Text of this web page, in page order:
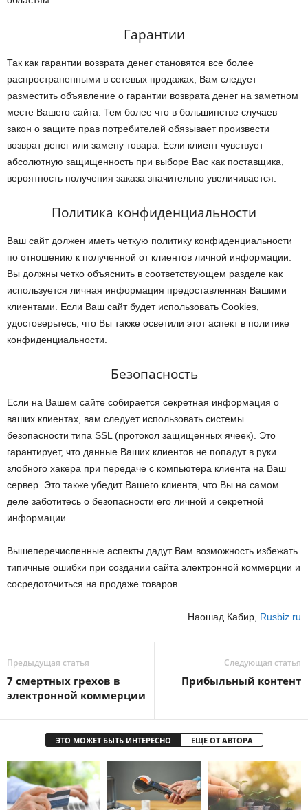
Гарантии
Так как гарантии возврата денег становятся все более
распространенными в сетевых продажах, Вам следует
разместить объявление о гарантии возврата денег на заметном
месте Вашего сайта. Тем более что в большинстве случаев
закон о защите прав потребителей обязывает произвести
возврат денег или замену товара. Если клиент чувствует
абсолютную защищенность при выборе Вас как поставщика,
вероятность получения заказа значительно увеличивается.
Политика конфиденциальности
Ваш сайт должен иметь четкую политику конфиденциальности
по отношению к полученной от клиентов личной информации.
Вы должны четко объяснить в соответствующем разделе как
используется личная информация предоставленная Вашими
клиентами. Если Ваш сайт будет использовать Cookies,
удостоверьтесь, что Вы также осветили этот аспект в политике
конфиденциальности.
Безопасность
Если на Вашем сайте собирается секретная информация о
ваших клиентах, вам следует использовать системы
безопасности типа SSL (протокол защищенных ячеек). Это
гарантирует, что данные Ваших клиентов не попадут в руки
злобного хакера при передаче с компьютера клиента на Ваш
сервер. Это также убедит Вашего клиента, что Вы на самом
деле заботитесь о безопасности его личной и секретной
информации.
Вышеперечисленные аспекты дадут Вам возможность избежать
типичные ошибки при создании сайта электронной коммерции и
сосредоточиться на продаже товаров.
Наошад Кабир, Rusbiz.ru
Предыдущая статья
7 смертных грехов в
электронной коммерции
Следующая статья
Прибыльный контент
ЭТО МОЖЕТ БЫТЬ ИНТЕРЕСНО ЕЩЕ ОТ АВТОРА